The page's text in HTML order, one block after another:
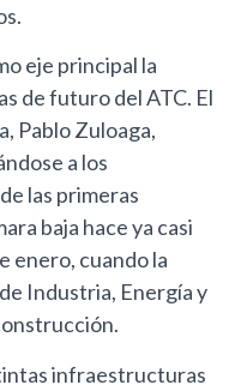
eje principal la
de futuro del ATC. El
Pablo Zuloaga,
a los
las primeras
baja hace ya casi
enero, cuando la
Industria, Energía y
infraestructuras